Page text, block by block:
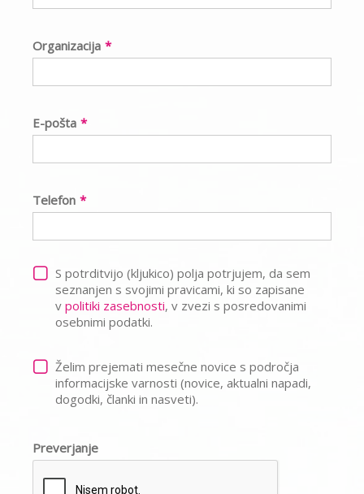
Organizacija *
E-pošta *
Telefon *
S potrditvijo (kljukico) polja potrjujem, da sem
seznanjen s svojimi pravicami, ki so zapisane
v politiki zasebnosti, v zvezi s posredovanimi
osebnimi podatki.
Želim prejemati mesečne novice s področja
informacijske varnosti (novice, aktualni napadi,
dogodki, članki in nasveti).
Preverjanje